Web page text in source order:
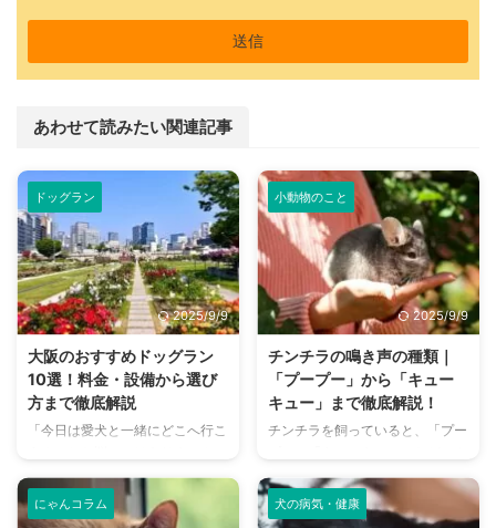
あわせて読みたい関連記事
ドッグラン
2025/9/9
大阪のおすすめドッグラン
10選！料金・設備から選び
方まで徹底解説
「今日は愛犬と一緒にどこへ行こ
か？大阪には、広大な敷地でのび
のびと遊べるドッグランから、都
心でアクセスしやすい便利な施設
小動物のこと
2025/9/9
チンチラの鳴き声の種類｜
「プープー」から「キュー
キュー」まで徹底解説！
チンチラを飼っていると、「プー
まざまな鳴き声が聞こえてくるこ
とがありますよね。 チンチラは
犬や猫のように鳴き声で感情を表
にゃんコラム 犬の病気・健康